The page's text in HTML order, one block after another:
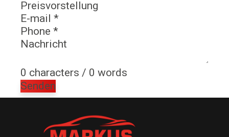
0 characters / 0 words
Senden